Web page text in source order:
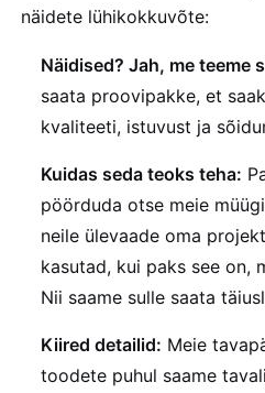
näidete lühikokkuvõte:
Näidised? Jah, me teeme
saata proovipakke, et
kvaliteeti, istuvust ja
Kuidas seda teoks teha:
pöörduda otse meie
neile ülevaade oma
kasutad, kui paks see on,
Nii saame sulle saata
Kiired detailid: Meie
toodete puhul saame